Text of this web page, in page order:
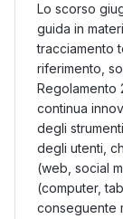
Lo scorso
guida in
tracciamento
riferimento,
Regolamento
continua
degli
degli utenti,
(web, social
(computer,
conseguente